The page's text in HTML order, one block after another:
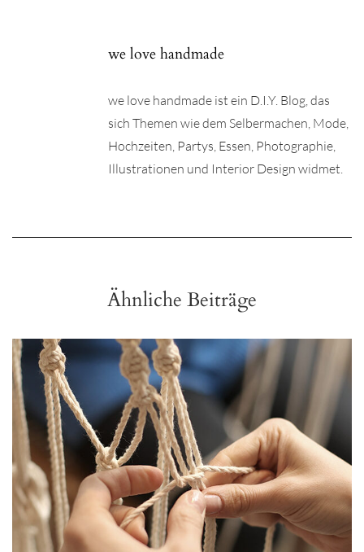
we love handmade
we love handmade ist ein D.I.Y. Blog, das
sich Themen wie dem Selbermachen, Mode,
Hochzeiten, Partys, Essen, Photographie,
Illustrationen und Interior Design widmet.
Ähnliche Beiträge